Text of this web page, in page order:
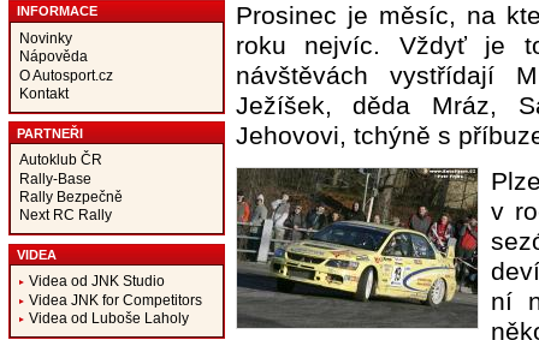
INFORMACE
Novinky
Nápověda
O Autosport.cz
Kontakt
PARTNEŘI
Autoklub ČR
Rally-Base
Rally Bezpečně
Next RC Rally
VIDEA
Videa od JNK Studio
Videa JNK for Competitors
Videa od Luboše Laholy
Prosinec je měsíc, na
roku nejvíc. Vždyť je
návštěvách vystřídají
Ježíšek, děda Mráz,
Jehovovi, tchýně s
v
ní